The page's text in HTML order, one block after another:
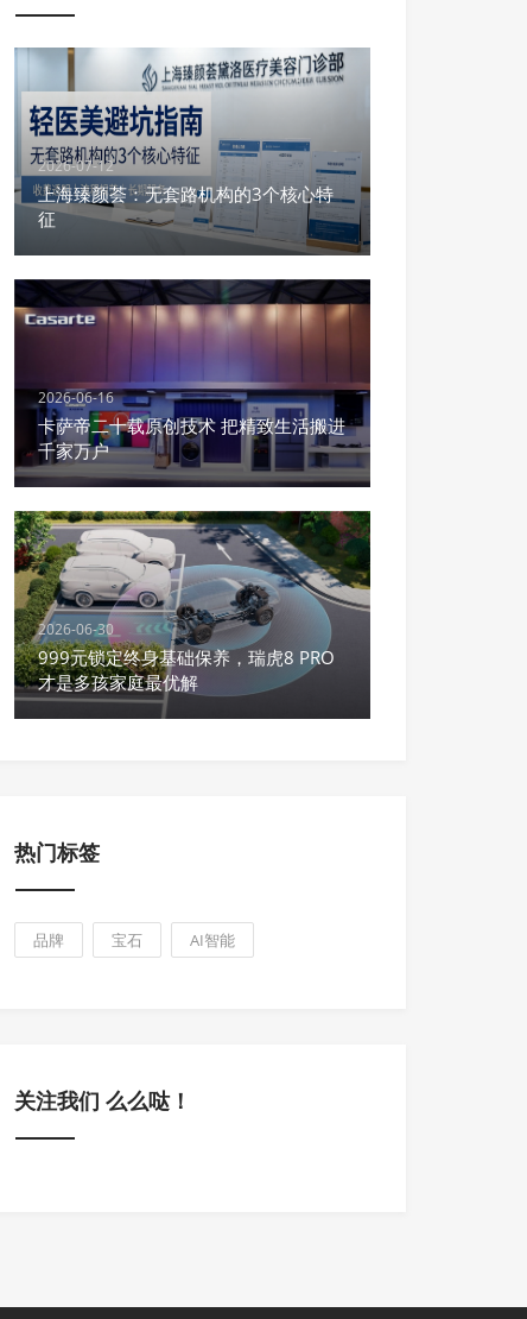
2026-07-12
上海臻颜荟：无套路机构的3个核心特
征
2026-06-16
卡萨帝二十载原创技术 把精致生活搬进
千家万户
2026-06-30
999元锁定终身基础保养，瑞虎8 PRO
才是多孩家庭最优解
热门标签
品牌 宝石 AI智能
关注我们 么么哒！